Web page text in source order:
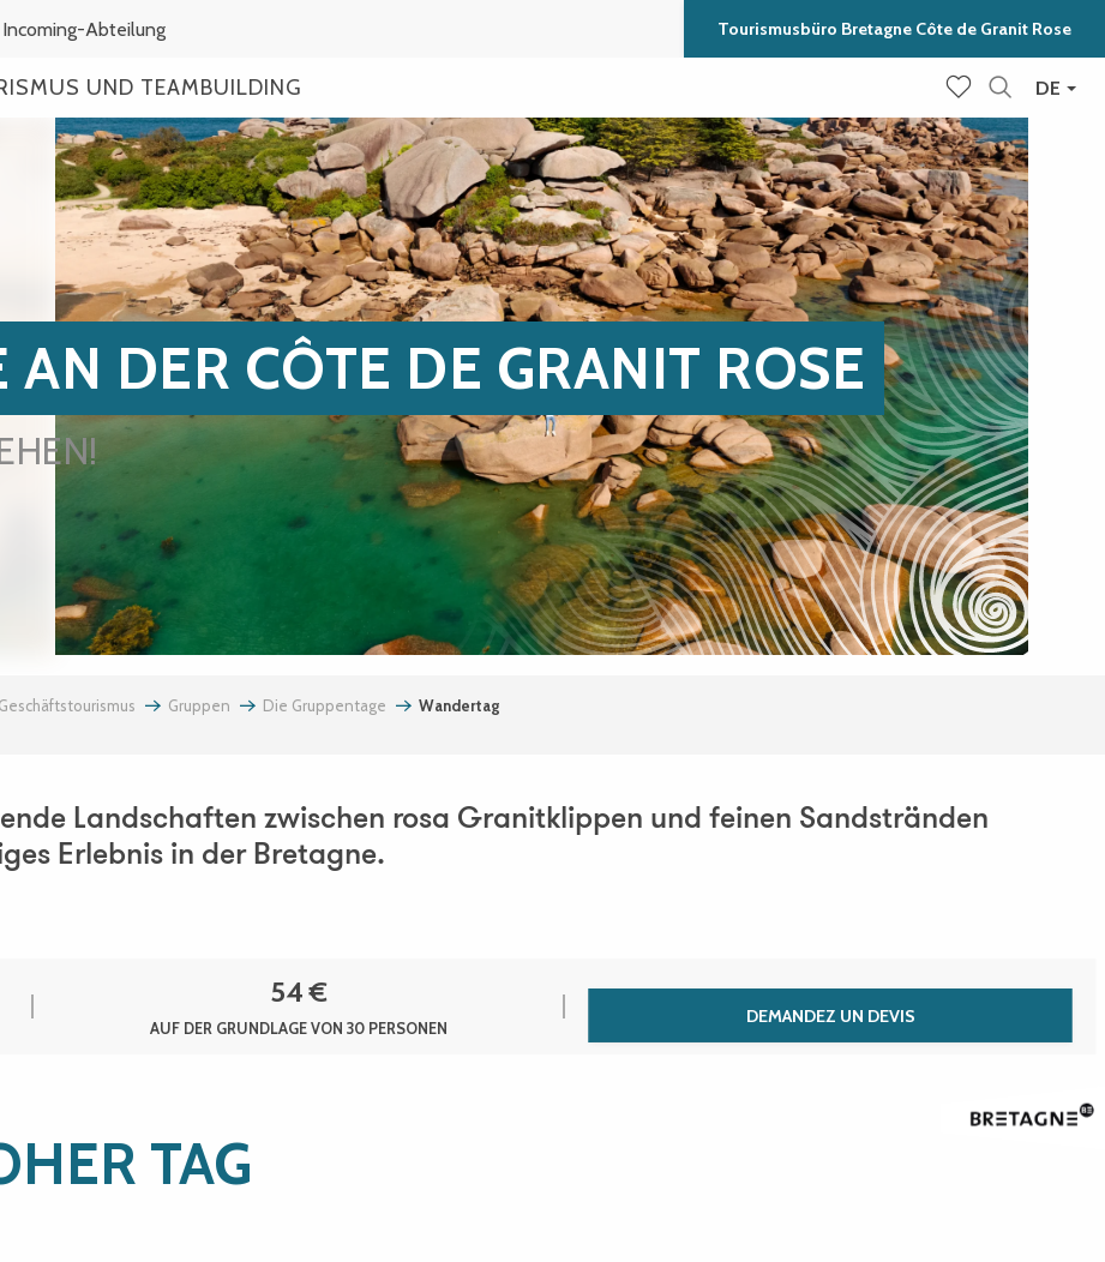
Voir les favoris
Suche
DE
Abteilung Tourismusbüro Bretagne Côte de Granit Rose
UND TEAMBUILDING
DER CÔTE DE GRANIT ROSE
Gruppen Die Gruppentage Wandertag
Landschaften zwischen rosa Granitklippen und feinen Sandstränden
Erlebnis in der Bretagne.
54 €
AUF DER GRUNDLAGE VON 30 PERSONEN
DEMANDEZ UN DEVIS
TAG